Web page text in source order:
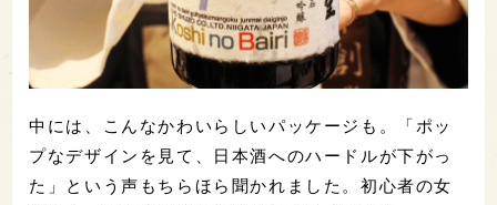
中には、こんなかわいらしいパッケージも。「ポッ
プなデザインを見て、日本酒へのハードルが下がっ
た」という声もちらほら聞かれました。初心者の女